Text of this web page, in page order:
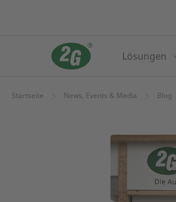
Lösungen
Startseite News, Events & Media Blog